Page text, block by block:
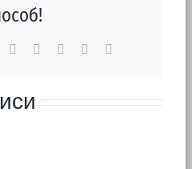
WhatsApp
TumblrPinterest